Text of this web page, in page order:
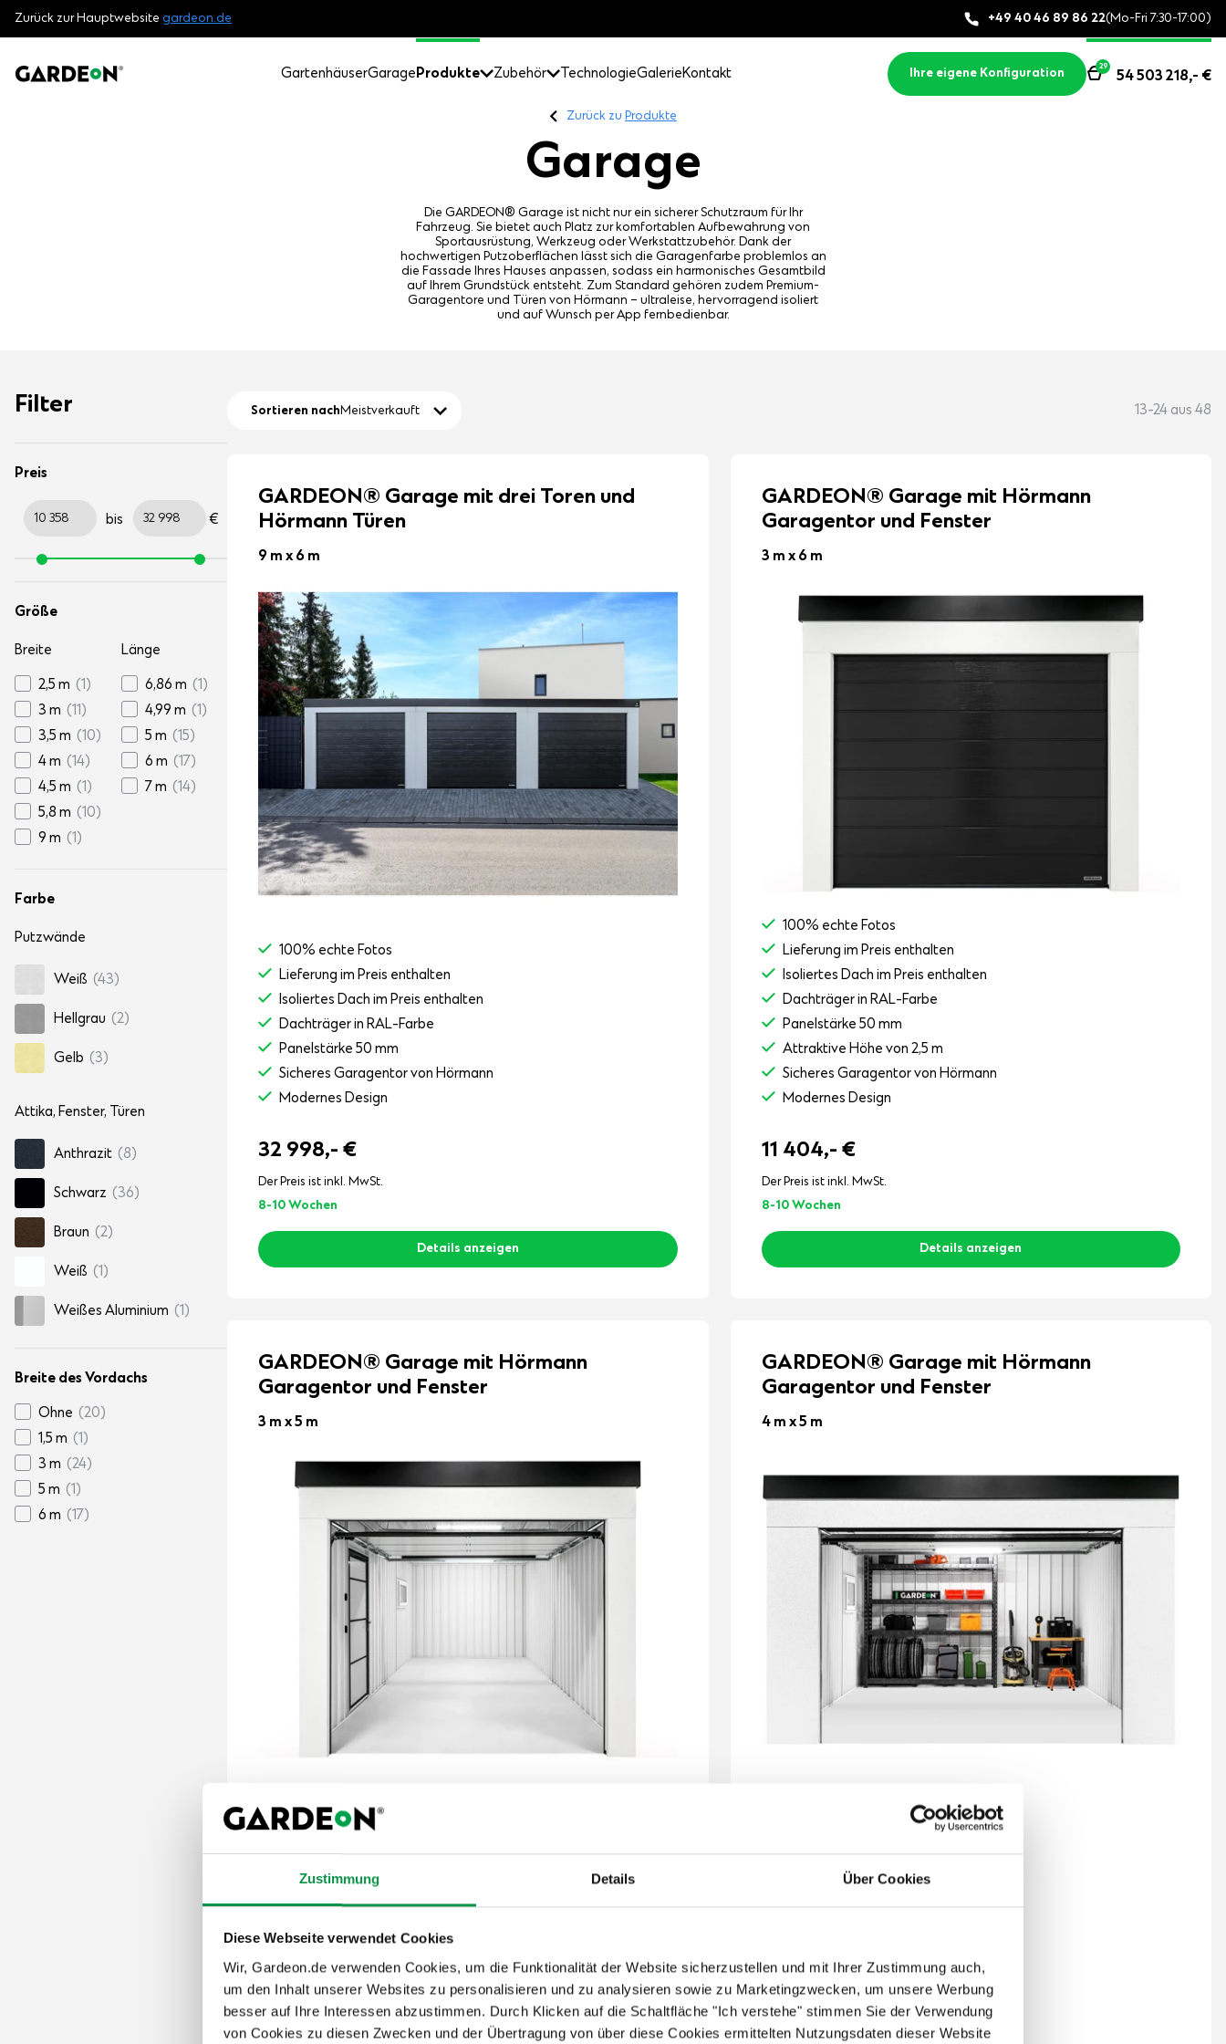
Zustimmung Details Über Cookies
Diese Webseite verwendet Cookies
Wir, Gardeon.de verwenden Cookies, um die Funktionalität der Website sicherzustellen und mit Ihrer Zustimmung auch,
um den Inhalt unserer Websites zu personalisieren und zu analysieren sowie zu Marketingzwecken, um unsere Werbung
besser auf Ihre Interessen abzustimmen. Durch Klicken auf die Schaltfläche "Ich verstehe" stimmen Sie der Verwendung
von Cookies zu diesen Zwecken und der Übertragung von über diese Cookies ermittelten Nutzungsdaten dieser Website
Zurück zur Hauptwebsite gardeon.de +49 40 46 89 86 22(Mo-Fri 7:30-17:00)
GartenhäuserGarage Produkte Zubehör TechnologieGalerieKontakt Ihre eigene Konfiguration 54 503 218,- €
29
Zurück zu Produkte
Garage
Die GARDEON® Garage ist nicht nur ein sicherer Schutzraum für Ihr
Fahrzeug. Sie bietet auch Platz zur komfortablen Aufbewahrung von
Sportausrüstung, Werkzeug oder Werkstattzubehör. Dank der
hochwertigen Putzoberflächen lässt sich die Garagenfarbe problemlos an
die Fassade Ihres Hauses anpassen, sodass ein harmonisches Gesamtbild
auf Ihrem Grundstück entsteht. Zum Standard gehören zudem Premium-
Garagentore und Türen von Hörmann – ultraleise, hervorragend isoliert
und auf Wunsch per App fernbedienbar.
Filter
Preis
bis €
Größe
Breite
2,5 m (1)
3 m (11)
3,5 m (10)
4 m (14)
4,5 m (1)
5,8 m (10)
9 m (1)
Länge
6,86 m (1)
4,99 m (1)
5 m (15)
6 m (17)
7 m (14)
Farbe
Putzwände
Weiß (43)
Hellgrau (2)
Gelb (3)
Attika, Fenster, Türen
Anthrazit (8)
Schwarz (36)
Braun (2)
Weiß (1)
Weißes Aluminium (1)
Breite des Vordachs
Ohne (20)
1,5 m (1)
3 m (24)
5 m (1)
6 m (17)
Sortieren nachMeistverkauft 13-24 aus 48
GARDEON® Garage mit drei Toren und
Hörmann Türen
9 m x 6 m
100% echte Fotos
Lieferung im Preis enthalten
Isoliertes Dach im Preis enthalten
Dachträger in RAL-Farbe
Panelstärke 50 mm
Sicheres Garagentor von Hörmann
Modernes Design
32 998,- €
Der Preis ist inkl. MwSt.
8-10 Wochen
Details anzeigen
GARDEON® Garage mit Hörmann
Garagentor und Fenster
3 m x 6 m
100% echte Fotos
Lieferung im Preis enthalten
Isoliertes Dach im Preis enthalten
Dachträger in RAL-Farbe
Panelstärke 50 mm
Attraktive Höhe von 2,5 m
Sicheres Garagentor von Hörmann
Modernes Design
11 404,- €
Der Preis ist inkl. MwSt.
8-10 Wochen
Details anzeigen
GARDEON® Garage mit Hörmann
Garagentor und Fenster
3 m x 5 m
Lieferung im Preis enthalten
Panelstärke 50 mm
Sicheres Garagentor von Hörmann
Hervorragende Widerstandsfähigkeit
11 796,-€
GARDEON® Garage mit Hörmann
Garagentor und Fenster
4 m x 5 m
Sicheres Garagentor von Hörmann
12 650,-€